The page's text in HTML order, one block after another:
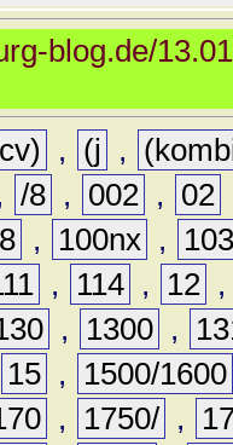
blog.de/
, (j ,
/8 , 002 , 02
, 100nx ,
, 114 , 12
, 1300 ,
15 ,
1500/1600
, 1750/ ,